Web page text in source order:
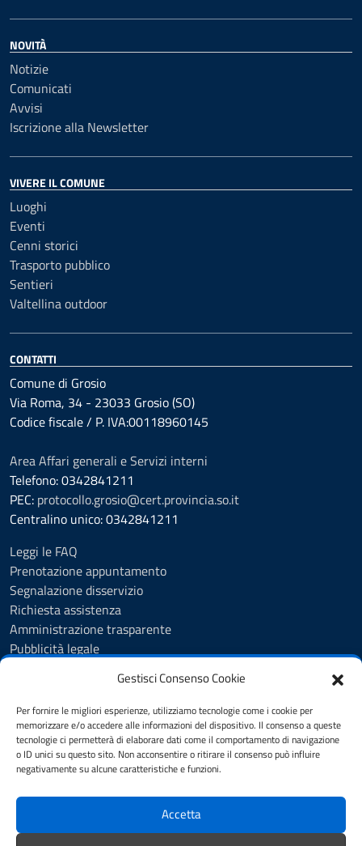
Gestisci Consenso Cookie
Per fornire le migliori esperienze, utilizziamo tecnologie come i cookie per
memorizzare e/o accedere alle informazioni del dispositivo. Il consenso a queste
tecnologie ci permetterà di elaborare dati come il comportamento di navigazione
o ID unici su questo sito. Non acconsentire o ritirare il consenso può influire
negativamente su alcune caratteristiche e funzioni.
Accetta
NOVITÀ
Notizie
Comunicati
Avvisi
Iscrizione alla Newsletter
VIVERE IL COMUNE
Luoghi
Eventi
Cenni storici
Trasporto pubblico
Sentieri
Valtellina outdoor
CONTATTI
Comune di Grosio
Via Roma, 34 - 23033 Grosio (SO)
Codice fiscale / P. IVA:00118960145
Area Affari generali e Servizi interni
Telefono: 0342841211
PEC: protocollo.grosio@cert.provincia.so.it
Centralino unico: 0342841211
Leggi le FAQ
Prenotazione appuntamento
Segnalazione disservizio
Richiesta assistenza
Amministrazione trasparente
Pubblicità legale
Informativa privacy
Videosorveglianza - Privacy Policy
Dichiarazione di accessibilità
Note legali
SEGUICI SU